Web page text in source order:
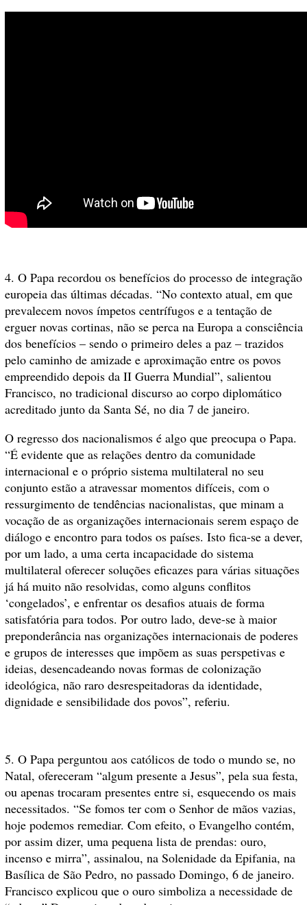
4. O Papa recordou os benefícios do processo de integração
europeia das últimas décadas. “No contexto atual, em que
prevalecem novos ímpetos centrífugos e a tentação de
erguer novas cortinas, não se perca na Europa a consciência
dos benefícios – sendo o primeiro deles a paz – trazidos
pelo caminho de amizade e aproximação entre os povos
empreendido depois da II Guerra Mundial”, salientou
Francisco, no tradicional discurso ao corpo diplomático
acreditado junto da Santa Sé, no dia 7 de janeiro.
O regresso dos nacionalismos é algo que preocupa o Papa.
“É evidente que as relações dentro da comunidade
internacional e o próprio sistema multilateral no seu
conjunto estão a atravessar momentos difíceis, com o
ressurgimento de tendências nacionalistas, que minam a
vocação de as organizações internacionais serem espaço de
diálogo e encontro para todos os países. Isto fica-se a dever,
por um lado, a uma certa incapacidade do sistema
multilateral oferecer soluções eficazes para várias situações
já há muito não resolvidas, como alguns conflitos
‘congelados’, e enfrentar os desafios atuais de forma
satisfatória para todos. Por outro lado, deve-se à maior
preponderância nas organizações internacionais de poderes
e grupos de interesses que impõem as suas perspetivas e
ideias, desencadeando novas formas de colonização
ideológica, não raro desrespeitadoras da identidade,
dignidade e sensibilidade dos povos”, referiu.
5. O Papa perguntou aos católicos de todo o mundo se, no
Natal, ofereceram “algum presente a Jesus”, pela sua festa,
ou apenas trocaram presentes entre si, esquecendo os mais
necessitados. “Se fomos ter com o Senhor de mãos vazias,
hoje podemos remediar. Com efeito, o Evangelho contém,
por assim dizer, uma pequena lista de prendas: ouro,
incenso e mirra”, assinalou, na Solenidade da Epifania, na
Basílica de São Pedro, no passado Domingo, 6 de janeiro.
Francisco explicou que o ouro simboliza a necessidade de